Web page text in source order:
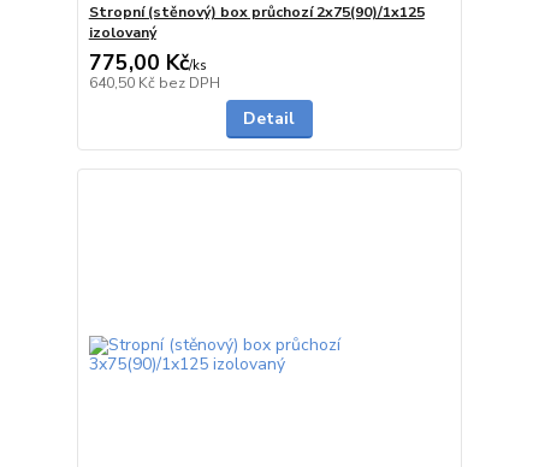
Stropní (stěnový) box průchozí 2x75(90)/1x125
izolovaný
775,00 Kč/ks
640,50 Kč bez DPH
Detail